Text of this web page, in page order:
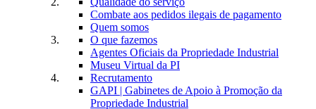
Combate aos pedidos ilegais de pagamento
Quem somos
O que fazemos
Agentes Oficiais da Propriedade Industrial
Museu Virtual da PI
Recrutamento
GAPI | Gabinetes de Apoio à Promoção da
Propriedade Industrial